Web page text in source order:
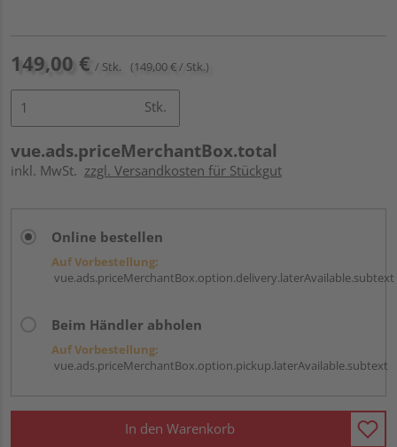
149,00 € / Stk. (149,00 € / Stk.)
Stk.
vue.ads.priceMerchantBox.total
inkl. MwSt. zzgl. Versandkosten für Stückgut
Online bestellen
Auf Vorbestellung:
vue.ads.priceMerchantBox.option.delivery.laterAvailable.subtext
Beim Händler abholen
Auf Vorbestellung:
vue.ads.priceMerchantBox.option.pickup.laterAvailable.subtext
In den Warenkorb